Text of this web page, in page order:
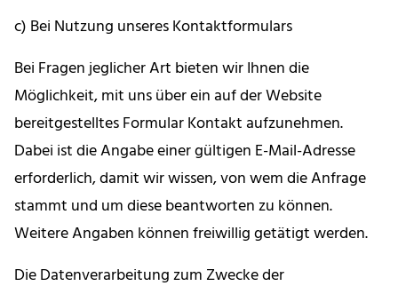
c) Bei Nutzung unseres Kontaktformulars
Bei Fragen jeglicher Art bieten wir Ihnen die
Möglichkeit, mit uns über ein auf der Website
bereitgestelltes Formular Kontakt aufzunehmen.
Dabei ist die Angabe einer gültigen E-Mail-Adresse
erforderlich, damit wir wissen, von wem die Anfrage
stammt und um diese beantworten zu können.
Weitere Angaben können freiwillig getätigt werden.
Die Datenverarbeitung zum Zwecke der